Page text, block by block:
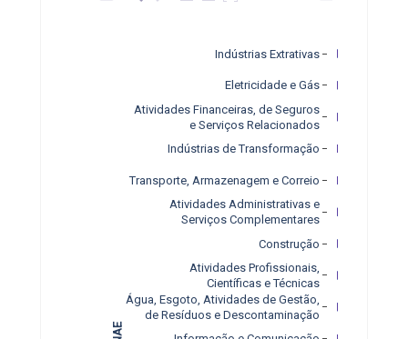
Água, Esgoto, Atividades de Gestão,
de Resíduos e Descontaminação
Atividades Profissionais,
Científicas e Técnicas
Construção
Atividades Administrativas e
Serviços Complementares
Transporte, Armazenagem e Correio
Indústrias de Transformação
Atividades Financeiras, de Seguros
e Serviços Relacionados
Eletricidade e Gás
Indústrias Extrativas